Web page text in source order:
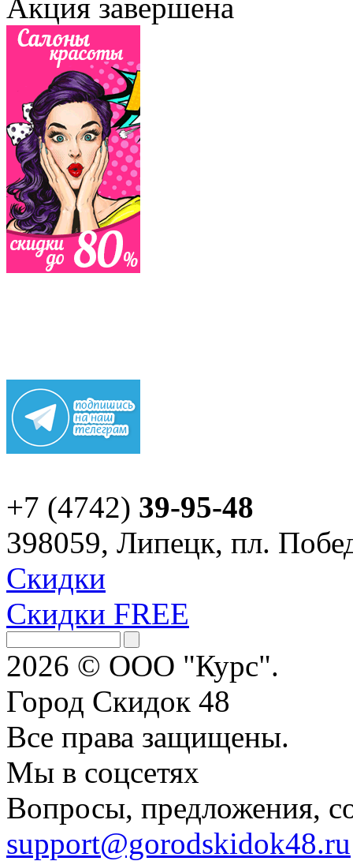
Акция завершена
+7 (4742) 39-95-48
398059, Липецк, пл.
Скидки
Скидки FREE
2026 © ООО "Курс".
Город Скидок 48
Все права защищены.
Мы в соцсетях
Вопросы, предложения,
support@gorodskidok48.ru